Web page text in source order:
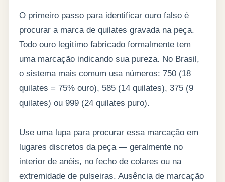
O primeiro passo para identificar ouro falso é
procurar a marca de quilates gravada na peça.
Todo ouro legítimo fabricado formalmente tem
uma marcação indicando sua pureza. No Brasil,
o sistema mais comum usa números: 750 (18
quilates = 75% ouro), 585 (14 quilates), 375 (9
quilates) ou 999 (24 quilates puro).
Use uma lupa para procurar essa marcação em
lugares discretos da peça — geralmente no
interior de anéis, no fecho de colares ou na
extremidade de pulseiras. Ausência de marcação